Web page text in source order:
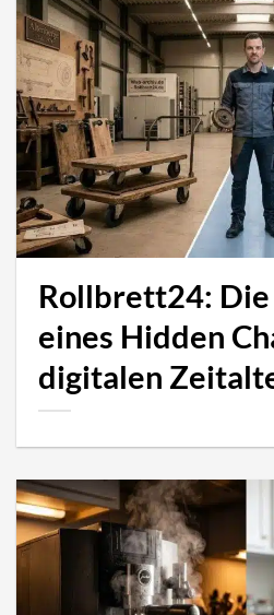
Rollbrett24:
eines Hidden
digitalen